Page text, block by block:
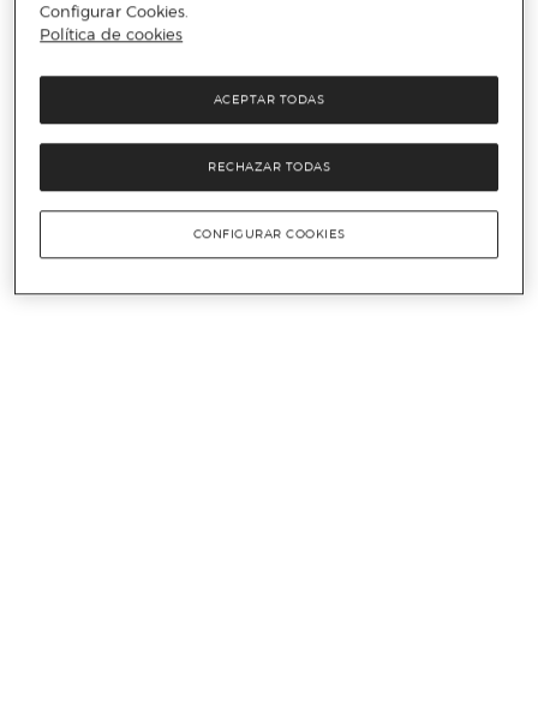
Configurar Cookies.
Política de cookies
RECHAZAR TODAS
ACEPTAR TODAS
CONFIGURAR COOKIES